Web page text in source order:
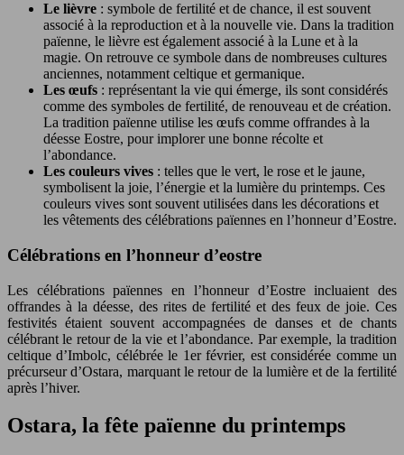
Le lièvre : symbole de fertilité et de chance, il est souvent
associé à la reproduction et à la nouvelle vie. Dans la tradition
païenne, le lièvre est également associé à la Lune et à la
magie. On retrouve ce symbole dans de nombreuses cultures
anciennes, notamment celtique et germanique.
Les œufs : représentant la vie qui émerge, ils sont considérés
comme des symboles de fertilité, de renouveau et de création.
La tradition païenne utilise les œufs comme offrandes à la
déesse Eostre, pour implorer une bonne récolte et
l’abondance.
Les couleurs vives : telles que le vert, le rose et le jaune,
symbolisent la joie, l’énergie et la lumière du printemps. Ces
couleurs vives sont souvent utilisées dans les décorations et
les vêtements des célébrations païennes en l’honneur d’Eostre.
Célébrations en l’honneur d’eostre
Les célébrations païennes en l’honneur d’Eostre incluaient des
offrandes à la déesse, des rites de fertilité et des feux de joie. Ces
festivités étaient souvent accompagnées de danses et de chants
célébrant le retour de la vie et l’abondance. Par exemple, la tradition
celtique d’Imbolc, célébrée le 1er février, est considérée comme un
précurseur d’Ostara, marquant le retour de la lumière et de la fertilité
après l’hiver.
Ostara, la fête païenne du printemps